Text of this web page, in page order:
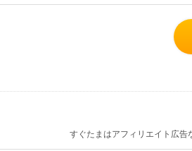
すぐたまはアフィリエイト広告